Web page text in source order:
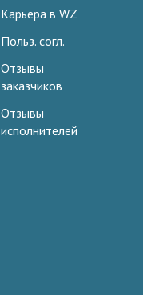
Карьера в WZ
Польз. согл.
Отзывы
заказчиков
Отзывы
исполнителей